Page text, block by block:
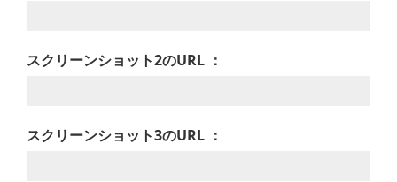
スクリーンショット2のURL ：
スクリーンショット3のURL ：